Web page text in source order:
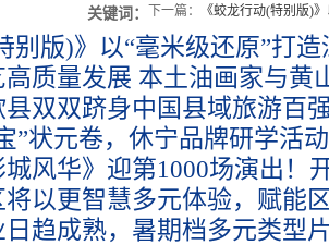
下一篇：
《蛟龙行动(特别版)
关键词：
别版)》以“毫米级还原”打
质量发展 本土油画家与黄
双双跻身中国县域旅游百
”状元卷，休宁品牌研学活
风华》迎第1000场演出！
以更智慧多元体验，赋能
趋成熟，暑期档多元类型